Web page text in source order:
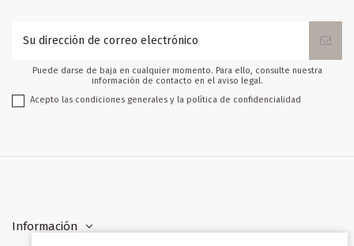
Puede darse de baja en cualquier momento. Para ello, consulte nuestra
información de contacto en el aviso legal.
Acepto las condiciones generales y la política de confidencialidad
Información